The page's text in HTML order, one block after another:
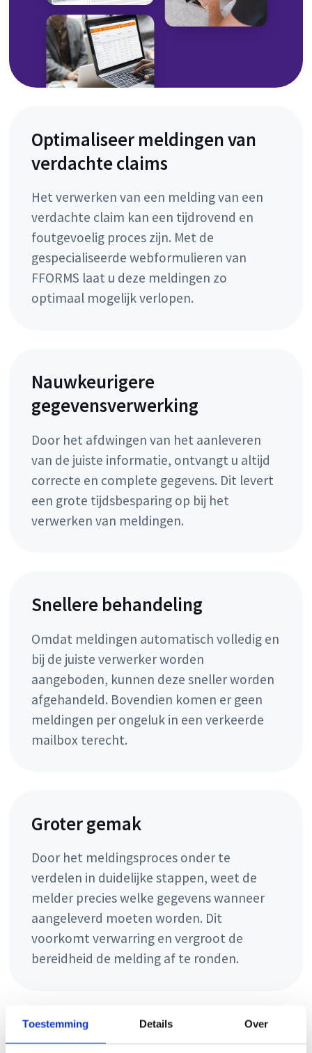
Toestemming Details Over
Optimaliseer meldingen van
verdachte claims
Het verwerken van een melding van een
verdachte claim kan een tijdrovend en
foutgevoelig proces zijn. Met de
gespecialiseerde webformulieren van
FFORMS laat u deze meldingen zo
optimaal mogelijk verlopen.
Nauwkeurigere
gegevensverwerking
Door het afdwingen van het aanleveren
van de juiste informatie, ontvangt u altijd
correcte en complete gegevens. Dit levert
een grote tijdsbesparing op bij het
verwerken van meldingen.
Snellere behandeling
Omdat meldingen automatisch volledig en
bij de juiste verwerker worden
aangeboden, kunnen deze sneller worden
afgehandeld. Bovendien komen er geen
meldingen per ongeluk in een verkeerde
mailbox terecht.
Groter gemak
Door het meldingsproces onder te
verdelen in duidelijke stappen, weet de
melder precies welke gegevens wanneer
aangeleverd moeten worden. Dit
voorkomt verwarring en vergroot de
bereidheid de melding af te ronden.